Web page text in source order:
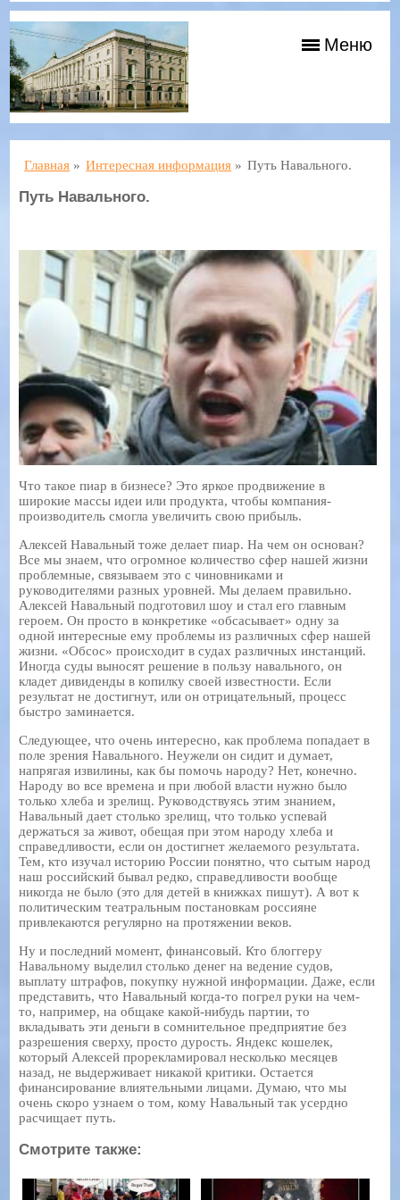
Меню
Главная » Интересная информация » Путь Навального.
Путь Навального.
Что такое пиар в бизнесе? Это яркое продвижение в
широкие массы идеи или продукта, чтобы компания-
производитель смогла увеличить свою прибыль.
Алексей Навальный тоже делает пиар. На чем он основан?
Все мы знаем, что огромное количество сфер нашей жизни
проблемные, связываем это с чиновниками и
руководителями разных уровней. Мы делаем правильно.
Алексей Навальный подготовил шоу и стал его главным
героем. Он просто в конкретике «обсасывает» одну за
одной интересные ему проблемы из различных сфер нашей
жизни. «Обсос» происходит в судах различных инстанций.
Иногда суды выносят решение в пользу навального, он
кладет дивиденды в копилку своей известности. Если
результат не достигнут, или он отрицательный, процесс
быстро заминается.
Следующее, что очень интересно, как проблема попадает в
поле зрения Навального. Неужели он сидит и думает,
напрягая извилины, как бы помочь народу? Нет, конечно.
Народу во все времена и при любой власти нужно было
только хлеба и зрелищ. Руководствуясь этим знанием,
Навальный дает столько зрелищ, что только успевай
держаться за живот, обещая при этом народу хлеба и
справедливости, если он достигнет желаемого результата.
Тем, кто изучал историю России понятно, что сытым народ
наш российский бывал редко, справедливости вообще
никогда не было (это для детей в книжках пишут). А вот к
политическим театральным постановкам россияне
привлекаются регулярно на протяжении веков.
Ну и последний момент, финансовый. Кто блоггеру
Навальному выделил столько денег на ведение судов,
выплату штрафов, покупку нужной информации. Даже, если
представить, что Навальный когда-то погрел руки на чем-
то, например, на общаке какой-нибудь партии, то
вкладывать эти деньги в сомнительное предприятие без
разрешения сверху, просто дурость. Яндекс кошелек,
который Алексей прорекламировал несколько месяцев
назад, не выдерживает никакой критики. Остается
финансирование влиятельными лицами. Думаю, что мы
очень скоро узнаем о том, кому Навальный так усердно
расчищает путь.
Смотрите также: